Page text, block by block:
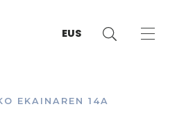
EUS
EKAINAREN 14A